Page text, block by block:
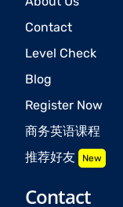
Contact
Level Check
Blog
Register Now
商务英语课程
推荐好友 New
Contact